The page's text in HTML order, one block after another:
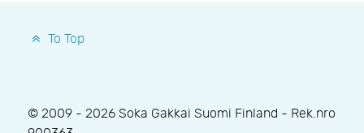
To Top
© 2009 - 2026 Soka Gakkai Suomi Finland - Rek.nro